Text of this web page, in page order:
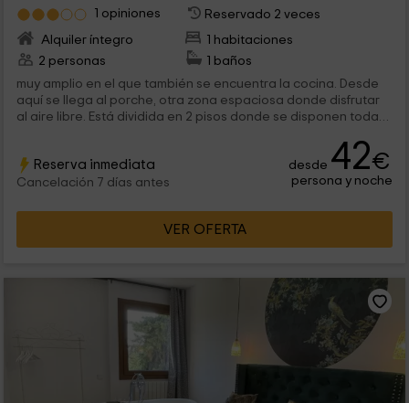
1 opiniones
Reservado 2 veces
Alquiler íntegro
1 habitaciones
2 personas
1 baños
muy amplio en el que también se encuentra la cocina. Desde
aquí se llega al porche, otra zona espaciosa donde disfrutar
al aire libre. Está dividida en 2 pisos donde se disponen todas
Reserva inmediata
Cancelación 7 días antes
desde 42€
persona y noche
VER OFERTA